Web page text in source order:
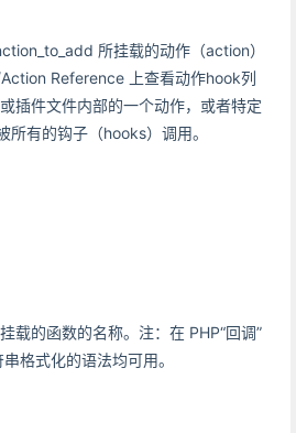
所挂载的动作（action）
Reference 上查看动作hook列
插件文件内部的一个动作，或者特定
所有的钩子（hooks）调用。
载的函数的名称。注：在 PHP“回调”
格式化的语法均可用。